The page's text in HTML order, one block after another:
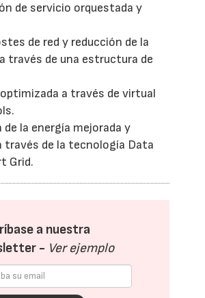
de servicio orquestada y
de red y reducción de la
través de una estructura de
a través de virtual
de la energía mejorada y
través de la tecnología Data
Grid.
a nuestra
- Ver ejemplo